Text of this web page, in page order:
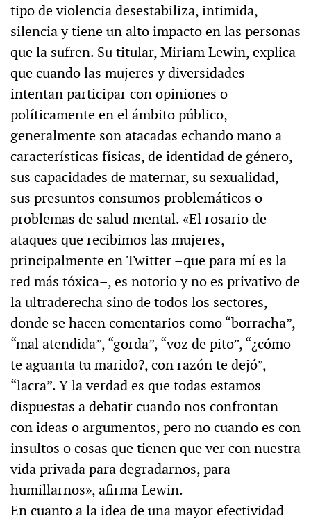
tipo de violencia desestabiliza, intimida,
silencia y tiene un alto impacto en las personas
que la sufren. Su titular, Miriam Lewin, explica
que cuando las mujeres y diversidades
intentan participar con opiniones o
políticamente en el ámbito público,
generalmente son atacadas echando mano a
características físicas, de identidad de género,
sus capacidades de maternar, su sexualidad,
sus presuntos consumos problemáticos o
problemas de salud mental. «El rosario de
ataques que recibimos las mujeres,
principalmente en Twitter –que para mí es la
red más tóxica–, es notorio y no es privativo de
la ultraderecha sino de todos los sectores,
donde se hacen comentarios como “borracha”,
“mal atendida”, “gorda”, “voz de pito”, “¿cómo
te aguanta tu marido?, con razón te dejó”,
“lacra”. Y la verdad es que todas estamos
dispuestas a debatir cuando nos confrontan
con ideas o argumentos, pero no cuando es con
insultos o cosas que tienen que ver con nuestra
vida privada para degradarnos, para
humillarnos», afirma Lewin.
En cuanto a la idea de una mayor efectividad